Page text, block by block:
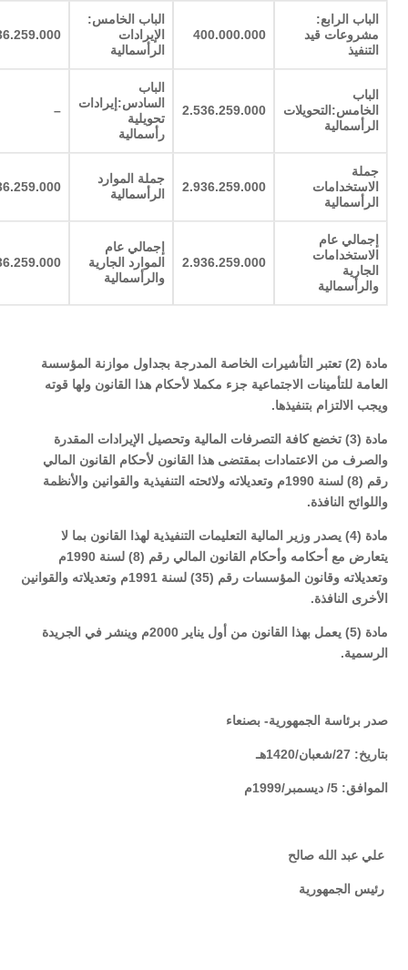
الباب الرابع:
مشروعات قيد
التنفيذ
400.000.000
الباب الخامس:
الإيرادات
الرأسمالية
الباب
الخامس:التحويلات
الرأسمالية
2.536.259.000
الباب
السادس:إيرادات
تحويلية
رأسمالية
–
جملة
الاستخدامات
الرأسمالية
2.936.259.000
جملة الموارد
الرأسمالية
إجمالي عام
الاستخدامات
الجارية
والرأسمالية
2.936.259.000
إجمالي عام
الموارد الجارية
والرأسمالية
مادة (2) تعتبر التأشيرات الخاصة المدرجة بجداول موازنة المؤسسة
العامة للتأمينات الاجتماعية جزء مكملا لأحكام هذا القانون ولها قوته
ويجب الالتزام بتنفيذها.
مادة (3) تخضع كافة التصرفات المالية وتحصيل الإيرادات المقدرة
والصرف من الاعتمادات بمقتضى هذا القانون لأحكام القانون المالي
رقم (8) لسنة 1990م وتعديلاته ولائحته التنفيذية والقوانين والأنظمة
واللوائح النافذة.
مادة (4) يصدر وزير المالية التعليمات التنفيذية لهذا القانون بما لا
يتعارض مع أحكامه وأحكام القانون المالي رقم (8) لسنة 1990م
وتعديلاته وقانون المؤسسات رقم (35) لسنة 1991م وتعديلاته والقوانين
الأخرى النافذة.
مادة (5) يعمل بهذا القانون من أول يناير 2000م وينشر في الجريدة
الرسمية.
صدر برئاسة الجمهورية- بصنعاء
بتاريخ: 27/شعبان/1420هـ
الموافق: 5/ ديسمبر/1999م
علي عبد الله صالح
رئيس الجمهورية